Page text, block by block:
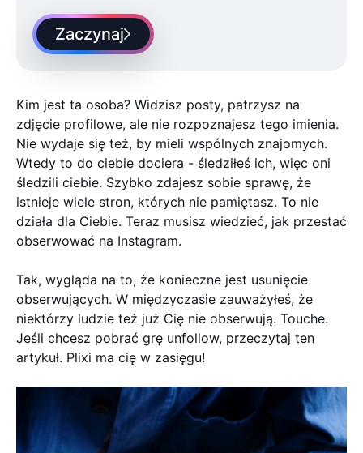
Zaczynaj
Kim jest ta osoba? Widzisz posty, patrzysz na
zdjęcie profilowe, ale nie rozpoznajesz tego imienia.
Nie wydaje się też, by mieli wspólnych znajomych.
Wtedy to do ciebie dociera - śledziłeś ich, więc oni
śledzili ciebie. Szybko zdajesz sobie sprawę, że
istnieje wiele stron, których nie pamiętasz. To nie
działa dla Ciebie. Teraz musisz wiedzieć, jak przestać
obserwować na Instagram.
Tak, wygląda na to, że konieczne jest usunięcie
obserwujących. W międzyczasie zauważyłeś, że
niektórzy ludzie też już Cię nie obserwują. Touche.
Jeśli chcesz pobrać grę unfollow, przeczytaj ten
artykuł. Plixi ma cię w zasięgu!